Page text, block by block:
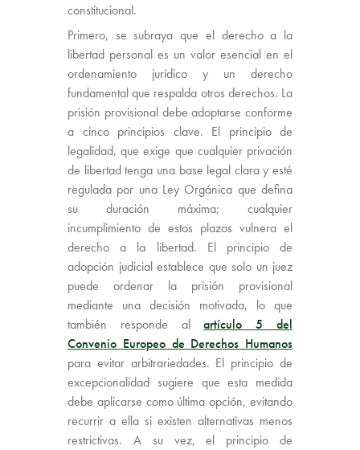
constitucional.
Primero, se subraya que el derecho a la
libertad personal es un valor esencial en el
ordenamiento jurídico y un derecho
fundamental que respalda otros derechos. La
prisión provisional debe adoptarse conforme
a cinco principios clave. El principio de
legalidad, que exige que cualquier privación
de libertad tenga una base legal clara y esté
regulada por una Ley Orgánica que defina
su duración máxima; cualquier
incumplimiento de estos plazos vulnera el
derecho a la libertad. El principio de
adopción judicial establece que solo un juez
puede ordenar la prisión provisional
mediante una decisión motivada, lo que
también responde alartículo 5 del
Convenio Europeo de Derechos Humanos
para evitar arbitrariedades. El principio de
excepcionalidad sugiere que esta medida
debe aplicarse como última opción, evitando
recurrir a ella si existen alternativas menos
restrictivas. A su vez, el principio de